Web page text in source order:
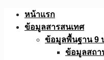
Skip
หน้าแรก
ข้อมูลสารสนเทศ
ข้อมูลพื้นฐาน 9
ข้อมูลสถา